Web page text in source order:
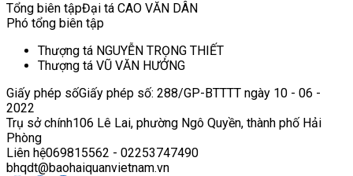
Tổng biên tậpĐại tá CAO VĂN DÂN
Phó tổng biên tập
Thượng tá NGUYỄN TRỌNG THIẾT
Thượng tá VŨ VĂN HƯỞNG
Giấy phép sốGiấy phép số: 288/GP-BTTTT ngày 10 - 06 -
2022
Trụ sở chính106 Lê Lai, phường Ngô Quyền, thành phố Hải
Phòng
Liên hệ069815562 - 02253747490
bhqdt@baohaiquanvietnam.vn